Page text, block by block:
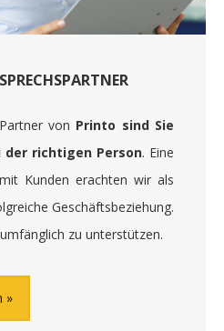
von Printo sind Sie
richtigen Person. Eine
Kunden erachten wir als
Geschäftsbeziehung.
zu unterstützen.